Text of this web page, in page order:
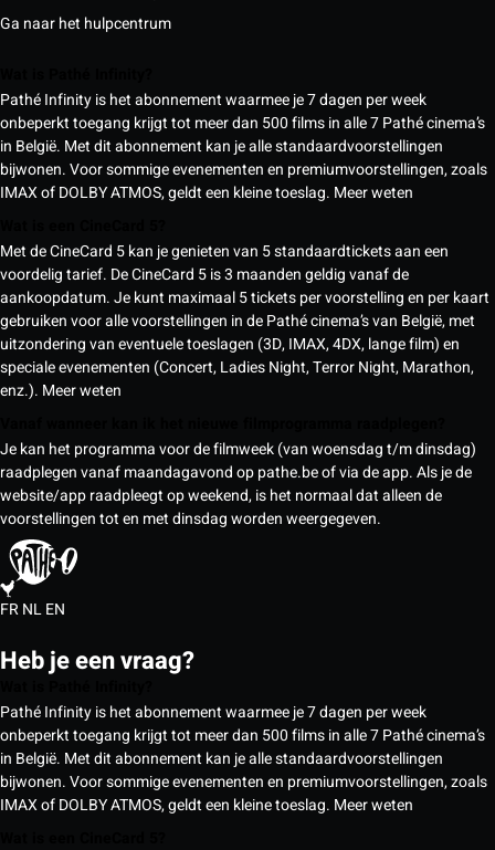
Ga naar het hulpcentrum
Pathé Infinity is het abonnement waarmee je 7 dagen per week
onbeperkt toegang krijgt tot meer dan 500 films in alle 7 Pathé cinema’s
in België. Met dit abonnement kan je alle standaardvoorstellingen
bijwonen. Voor sommige evenementen en premiumvoorstellingen, zoals
IMAX of DOLBY ATMOS, geldt een kleine toeslag. Meer weten
Met de CineCard 5 kan je genieten van 5 standaardtickets aan een
voordelig tarief. De CineCard 5 is 3 maanden geldig vanaf de
aankoopdatum. Je kunt maximaal 5 tickets per voorstelling en per kaart
gebruiken voor alle voorstellingen in de Pathé cinema’s van België, met
uitzondering van eventuele toeslagen (3D, IMAX, 4DX, lange film) en
speciale evenementen (Concert, Ladies Night, Terror Night, Marathon,
enz.). Meer weten
Je kan het programma voor de filmweek (van woensdag t/m dinsdag)
raadplegen vanaf maandagavond op pathe.be of via de app. Als je de
website/app raadpleegt op weekend, is het normaal dat alleen de
voorstellingen tot en met dinsdag worden weergegeven.
FRNLEN
Heb je een vraag?
Pathé Infinity is het abonnement waarmee je 7 dagen per week
onbeperkt toegang krijgt tot meer dan 500 films in alle 7 Pathé cinema’s
in België. Met dit abonnement kan je alle standaardvoorstellingen
bijwonen. Voor sommige evenementen en premiumvoorstellingen, zoals
IMAX of DOLBY ATMOS, geldt een kleine toeslag. Meer weten